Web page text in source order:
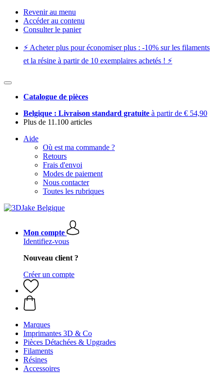
Revenir au menu
Accéder au contenu
Consulter le panier
⚡️ Acheter plus pour économiser plus : -10% sur les filaments
et la résine à partir de 10 exemplaires achetés ! ⚡️
Catalogue de pièces
Belgique : Livraison standard gratuite à partir de € 54,90
Plus de 11.100 articles
Aide
Où est ma commande ?
Retours
Frais d'envoi
Modes de paiement
Nous contacter
Toutes les rubriques
Mon compte
Identifiez-vous
Nouveau client ?
Créer un compte
Marques
Imprimantes 3D & Co
Pièces Détachées & Upgrades
Filaments
Résines
Accessoires